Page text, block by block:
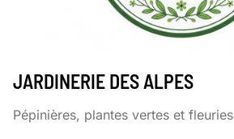
JARDINERIE DES ALPES
Pépinières, plantes vertes et fleuries